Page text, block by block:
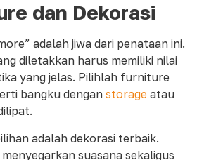
dan Dekorasi
adalah jiwa dari penataan ini.
diletakkan harus memiliki nilai
yang jelas. Pilihlah furniture
bangku denganstorageatau
adalah dekorasi terbaik.
suasana sekaligus